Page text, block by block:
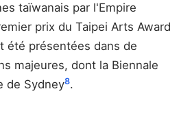
taïwanais par l'Empire
prix du Taipei Arts Award
été présentées dans de
majeures, dont la Biennale
de Sydney8.